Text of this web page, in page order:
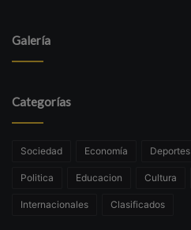
Galería
Categorías
Sociedad Economía Deportes
Politica Educacion Cultura
Internacionales Clasificados